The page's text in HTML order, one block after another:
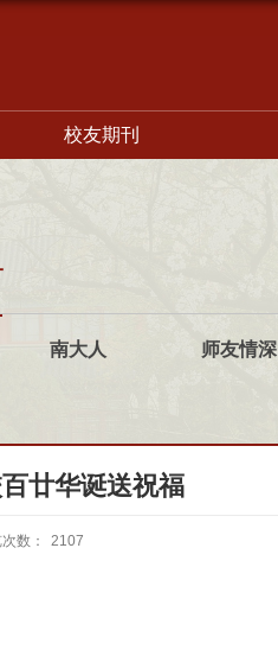
校友期刊
南大人 师友情深
廿华诞送祝福
数： 2107